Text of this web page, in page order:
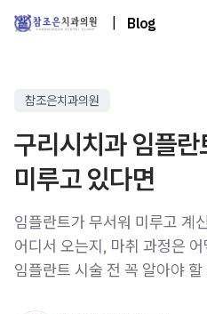
Blog
참조은치과의원
구리시치과 임플
미루고 있다면
임플란트가 무서워 미루고 계
어디서 오는지, 마취 과정은
임플란트 시술 전 꼭 알아야